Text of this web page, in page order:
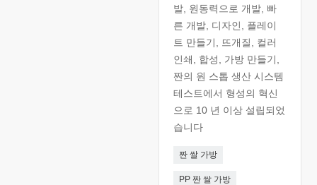
발, 원동력으로 개발, 빠
른 개발, 디자인, 플레이
트 만들기, 뜨개질, 컬러
인쇄, 합성, 가방 만들기,
짠의 원 스톱 생산 시스템
테스트에서 형성의 혁신
으로 10 년 이상 설립되었
습니다
짠 쌀 가방
PP 짠 쌀 가방